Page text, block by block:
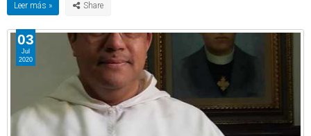
Leer más »
03
Jul
2020